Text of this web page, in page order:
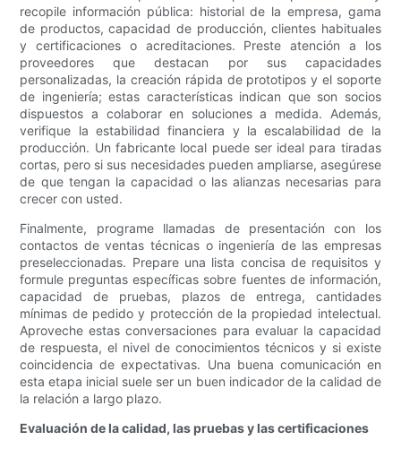
recopile información pública: historial de la empresa, gama
de productos, capacidad de producción, clientes habituales
y certificaciones o acreditaciones. Preste atención a los
proveedores que destacan por sus capacidades
personalizadas, la creación rápida de prototipos y el soporte
de ingeniería; estas características indican que son socios
dispuestos a colaborar en soluciones a medida. Además,
verifique la estabilidad financiera y la escalabilidad de la
producción. Un fabricante local puede ser ideal para tiradas
cortas, pero si sus necesidades pueden ampliarse, asegúrese
de que tengan la capacidad o las alianzas necesarias para
crecer con usted.
Finalmente, programe llamadas de presentación con los
contactos de ventas técnicas o ingeniería de las empresas
preseleccionadas. Prepare una lista concisa de requisitos y
formule preguntas específicas sobre fuentes de información,
capacidad de pruebas, plazos de entrega, cantidades
mínimas de pedido y protección de la propiedad intelectual.
Aproveche estas conversaciones para evaluar la capacidad
de respuesta, el nivel de conocimientos técnicos y si existe
coincidencia de expectativas. Una buena comunicación en
esta etapa inicial suele ser un buen indicador de la calidad de
la relación a largo plazo.
Evaluación de la calidad, las pruebas y las certificaciones